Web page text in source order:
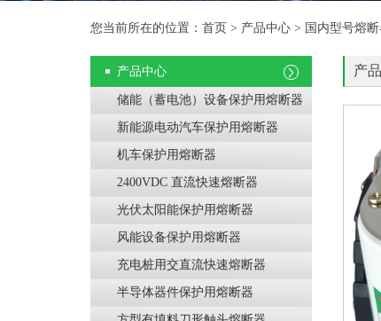
您当前所在的位置：首页 > 产品中心 > 国内型号熔断
产品中心
储能（蓄电池）设备保护用熔断器
新能源电动汽车保护用熔断器
机车保护用熔断器
2400VDC 直流快速熔断器
光伏太阳能保护用熔断器
风能设备保护用熔断器
充电桩用交直流快速熔断器
半导体器件保护用熔断器
产